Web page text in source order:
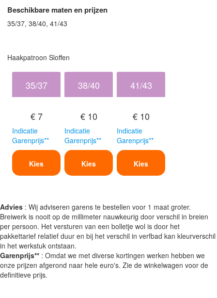
Beschikbare maten en prijzen
35/37, 38/40, 41/43
Haakpatroon Sloffen
35/37
€ 7
Indicatie
Garenprijs**
Kies
38/40
€ 10
Indicatie
Garenprijs**
Kies
41/43
€ 10
Indicatie
Garenprijs**
Kies
Advies : Wij adviseren garens te bestellen voor 1 maat groter.
Breiwerk is nooit op de millimeter nauwkeurig door verschil in breien
per persoon. Het versturen van een bolletje wol is door het
pakkettarief relatief duur en bij het verschil in verfbad kan kleurverschil
in het werkstuk ontstaan.
Garenprijs** : Omdat we met diverse kortingen werken hebben we
onze prijzen afgerond naar hele euro's. Zie de winkelwagen voor de
definitieve prijs.